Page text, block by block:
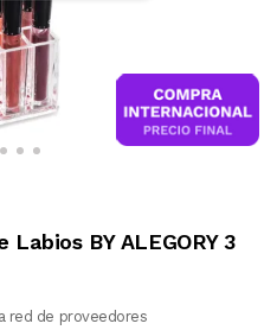
BY ALEGORY 3
red de proveedores